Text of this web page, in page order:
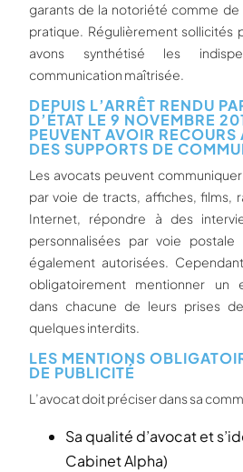
garants de la notoriété comme
pratique. Régulièrement sollicités
avons synthétisé les
communication maîtrisée.
DEPUIS L’ARRÊT RENDU
D’ÉTAT LE 9 NOVEMBRE
PEUVENT AVOIR RECOURS
DES SUPPORTS DE
Les avocats peuvent
par voie de tracts, affiches, films,
Internet, répondre à des
personnalisées par voie
également autorisées.
obligatoirement mentionner un
dans chacune de leurs prises
quelques interdits.
LES MENTIONS
DE PUBLICITÉ
L’avocat doit préciser dans sa
Sa qualité d’avocat et
Cabinet Alpha)